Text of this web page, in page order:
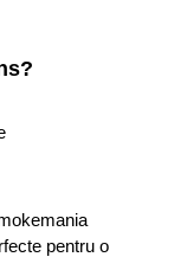
pentru o